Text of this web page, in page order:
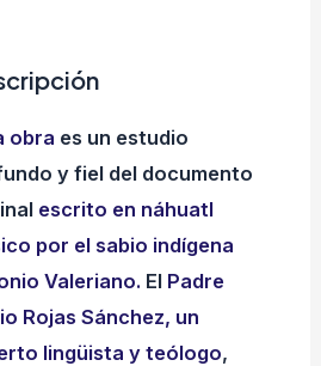
obra es un estudio
y fiel del documento
escrito en náhuatl
por el sabio indígena
Valeriano. El Padre
Rojas Sánchez, un
lingüista y teólogo,